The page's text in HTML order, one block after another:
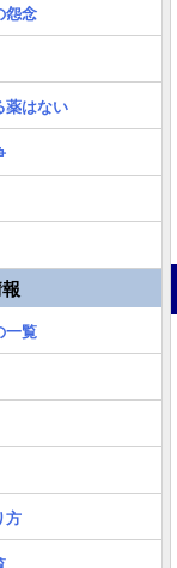
怨念
薬はない
一覧
方